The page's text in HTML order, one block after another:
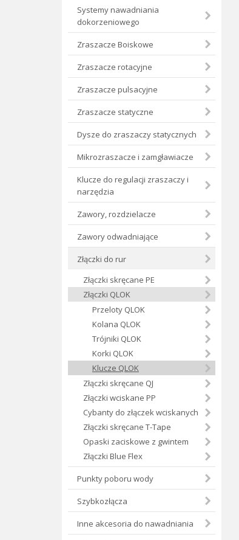
Systemy nawadniania
dokorzeniowego
Zraszacze Boiskowe
Zraszacze rotacyjne
Zraszacze pulsacyjne
Zraszacze statyczne
Dysze do zraszaczy statycznych
Mikrozraszacze i zamgławiacze
Klucze do regulacji zraszaczy i
narzędzia
Zawory, rozdzielacze
Zawory odwadniające
Złączki do rur
Złączki skręcane PE
Złączki QLOK
Przeloty QLOK
Kolana QLOK
Trójniki QLOK
Korki QLOK
Klucze QLOK
Złączki skręcane QJ
Złączki wciskane PP
Cybanty do złączek wciskanych
Złączki skręcane T-Tape
Opaski zaciskowe z gwintem
Złączki Blue Flex
Punkty poboru wody
Szybkozłącza
Inne akcesoria do nawadniania